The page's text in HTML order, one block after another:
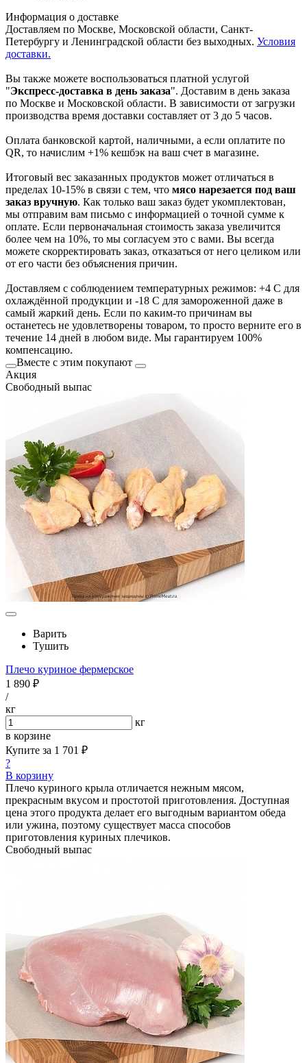
Информация о доставке
Доставляем по Москве, Московской области, Санкт-
Петербургу и Ленинградской области без выходных. Условия
доставки.
Вы также можете воспользоваться платной услугой
"Экспресс-доставка в день заказа". Доставим в день заказа
по Москве и Московской области. В зависимости от загрузки
производства время доставки составляет от 3 до 5 часов.
Оплата банковской картой, наличными, а если оплатите по
QR, то начислим +1% кешбэк на ваш счет в магазине.
Итоговый вес заказанных продуктов может отличаться в
пределах 10-15% в связи с тем, что мясо нарезается под ваш
заказ вручную. Как только ваш заказ будет укомплектован,
мы отправим вам письмо с информацией о точной сумме к
оплате. Если первоначальная стоимость заказа увеличится
более чем на 10%, то мы согласуем это с вами. Вы всегда
можете скорректировать заказ, отказаться от него целиком или
от его части без объяснения причин.
Доставляем с соблюдением температурных режимов: +4 С для
охлаждённой продукции и -18 С для замороженной даже в
самый жаркий день. Если по каким-то причинам вы
останетесь не удовлетворены товаром, то просто верните его в
течение 14 дней в любом виде. Мы гарантируем 100%
компенсацию.
Вместе с этим покупают
Акция
Свободный выпас
Варить
Тушить
Плечо куриное фермерское
1 890 ₽
/
кг
кг
в корзине
Купите за 1 701 ₽
?
В корзину
Плечо куриного крыла отличается нежным мясом,
прекрасным вкусом и простотой приготовления. Доступная
цена этого продукта делает его выгодным вариантом обеда
или ужина, поэтому существует масса способов
приготовления куриных плечиков.
Свободный выпас